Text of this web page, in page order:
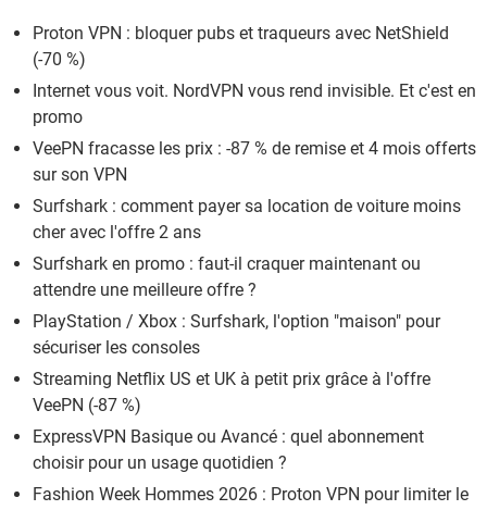
Proton VPN : bloquer pubs et traqueurs avec NetShield
(-70 %)
Internet vous voit. NordVPN vous rend invisible. Et c'est en
promo
VeePN fracasse les prix : -87 % de remise et 4 mois offerts
sur son VPN
Surfshark : comment payer sa location de voiture moins
cher avec l'offre 2 ans
Surfshark en promo : faut-il craquer maintenant ou
attendre une meilleure offre ?
PlayStation / Xbox : Surfshark, l'option "maison" pour
sécuriser les consoles
Streaming Netflix US et UK à petit prix grâce à l'offre
VeePN (-87 %)
ExpressVPN Basique ou Avancé : quel abonnement
choisir pour un usage quotidien ?
Fashion Week Hommes 2026 : Proton VPN pour limiter le